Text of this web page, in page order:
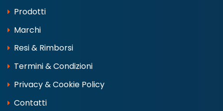
Prodotti
Marchi
Resi & Rimborsi
Termini & Condizioni
Privacy & Cookie Policy
Contatti